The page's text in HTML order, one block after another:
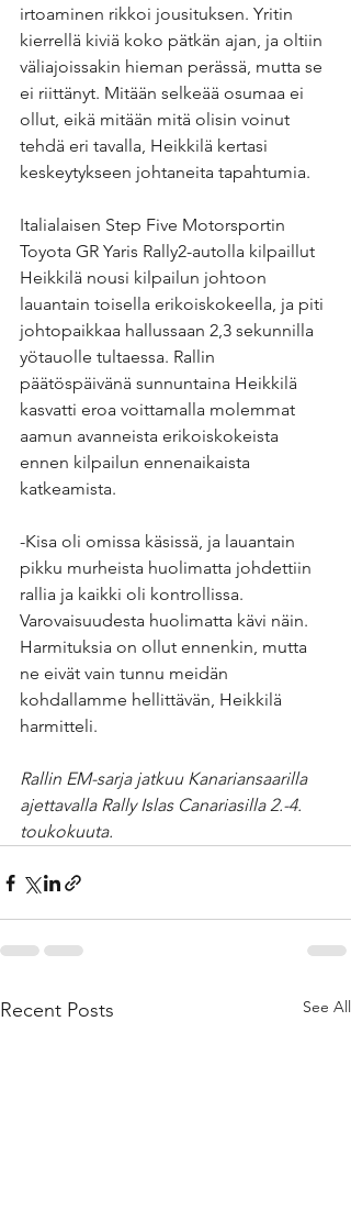
irtoaminen rikkoi jousituksen. Yritin
kierrellä kiviä koko pätkän ajan, ja oltiin
väliajoissakin hieman perässä, mutta se
ei riittänyt. Mitään selkeää osumaa ei
ollut, eikä mitään mitä olisin voinut
tehdä eri tavalla, Heikkilä kertasi
keskeytykseen johtaneita tapahtumia.
Italialaisen Step Five Motorsportin
Toyota GR Yaris Rally2-autolla kilpaillut
Heikkilä nousi kilpailun johtoon
lauantain toisella erikoiskokeella, ja piti
johtopaikkaa hallussaan 2,3 sekunnilla
yötauolle tultaessa. Rallin
päätöspäivänä sunnuntaina Heikkilä
kasvatti eroa voittamalla molemmat
aamun avanneista erikoiskokeista
ennen kilpailun ennenaikaista
katkeamista.
-Kisa oli omissa käsissä, ja lauantain
pikku murheista huolimatta johdettiin
rallia ja kaikki oli kontrollissa.
Varovaisuudesta huolimatta kävi näin.
Harmituksia on ollut ennenkin, mutta
ne eivät vain tunnu meidän
kohdallamme hellittävän, Heikkilä
harmitteli.
Rallin EM-sarja jatkuu Kanariansaarilla
ajettavalla Rally Islas Canariasilla 2.-4.
toukokuuta.
Recent Posts See All